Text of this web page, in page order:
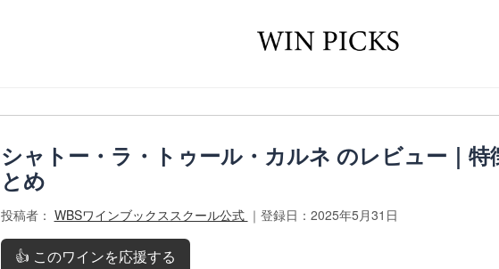
シャトー・ラ・トゥール・カルネ のレビュー｜特
とめ
投稿者： WBSワインブックススクール公式 ｜登録日：2025年5月31日
👍 このワインを応援する